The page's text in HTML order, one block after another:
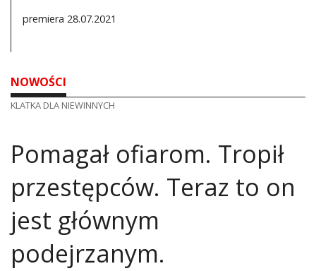
premiera 28.07.2021
NOWOŚCI
KLATKA DLA NIEWINNYCH
Pomagał ofiarom. Tropił
przestępców. Teraz to on
jest głównym
podejrzanym.